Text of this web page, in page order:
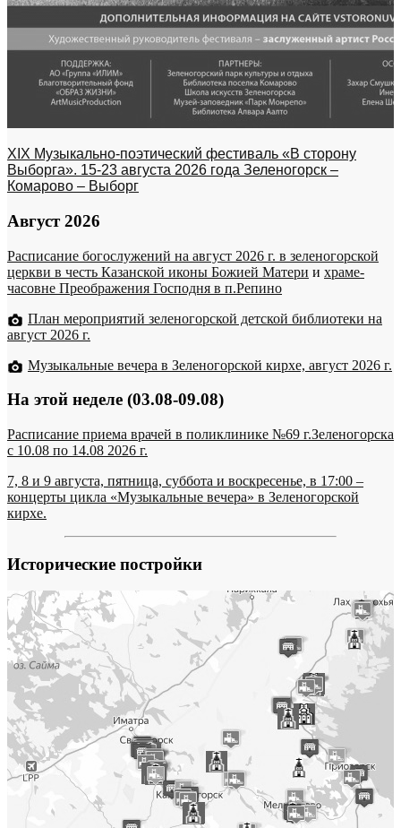
XIX Музыкально-поэтический фестиваль «В сторону
Выборга». 15-23 августа 2026 года Зеленогорск –
Комарово – Выборг
Август 2026
Расписание богослужений на август 2026 г. в зеленогорской
церкви в честь Казанской иконы Божией Матери и храме-
часовне Преображения Господня в п.Репино
План мероприятий зеленогорской детской библиотеки на
август 2026 г.
Музыкальные вечера в Зеленогорской кирхе, август 2026 г.
На этой неделе (03.08-09.08)
Расписание приема врачей в поликлинике №69 г.Зеленогорска
c 10.08 по 14.08 2026 г.
7, 8 и 9 августа, пятница, суббота и воскресенье, в 17:00 –
концерты цикла «Музыкальные вечера» в Зеленогорской
кирхе.
Исторические постройки